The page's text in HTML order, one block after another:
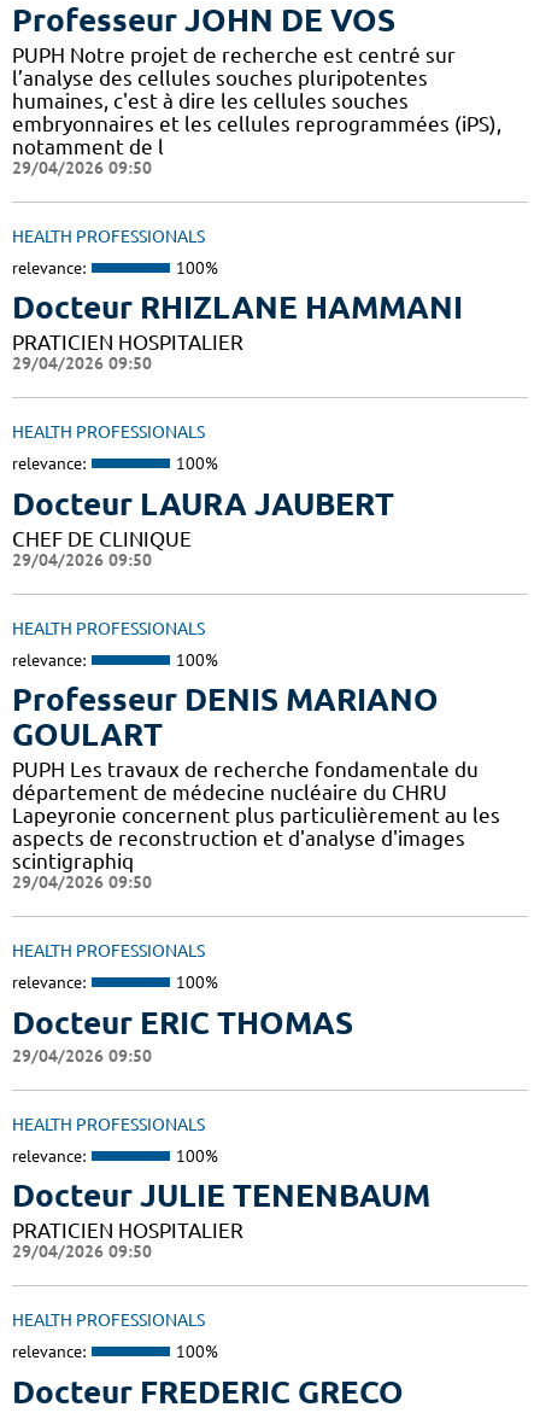
Professeur JOHN DE VOS
PUPH Notre projet de recherche est centré sur
l’analyse des cellules souches pluripotentes
humaines, c'est à dire les cellules souches
embryonnaires et les cellules reprogrammées (iPS),
notamment de l
29/04/2026 09:50
HEALTH PROFESSIONALS
relevance: 100%
Docteur RHIZLANE HAMMANI
PRATICIEN HOSPITALIER
29/04/2026 09:50
HEALTH PROFESSIONALS
relevance: 100%
Docteur LAURA JAUBERT
CHEF DE CLINIQUE
29/04/2026 09:50
HEALTH PROFESSIONALS
relevance: 100%
Professeur DENIS MARIANO
GOULART
PUPH Les travaux de recherche fondamentale du
département de médecine nucléaire du CHRU
Lapeyronie concernent plus particulièrement au les
aspects de reconstruction et d'analyse d'images
scintigraphiq
29/04/2026 09:50
HEALTH PROFESSIONALS
relevance: 100%
Docteur ERIC THOMAS
29/04/2026 09:50
HEALTH PROFESSIONALS
relevance: 100%
Docteur JULIE TENENBAUM
PRATICIEN HOSPITALIER
29/04/2026 09:50
HEALTH PROFESSIONALS
relevance: 100%
Docteur FREDERIC GRECO